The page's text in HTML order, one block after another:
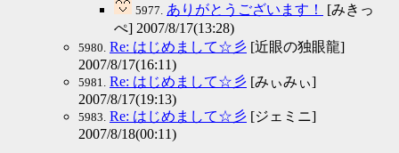
5977. ありがとうございます！
[みきっ
ぺ] 2007/8/17(13:28)
5980. Re: はじめまして☆彡 [近眼の独眼龍]
2007/8/17(16:11)
5981. Re: はじめまして☆彡 [みぃみぃ]
2007/8/17(19:13)
5983. Re: はじめまして☆彡 [ジェミニ]
2007/8/18(00:11)